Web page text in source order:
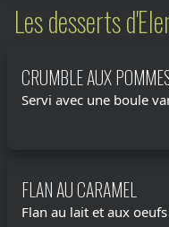
Les desserts
CRUMBLE AUX
Servi avec une boule
FLAN AU CARAMEL
Flan au lait et aux